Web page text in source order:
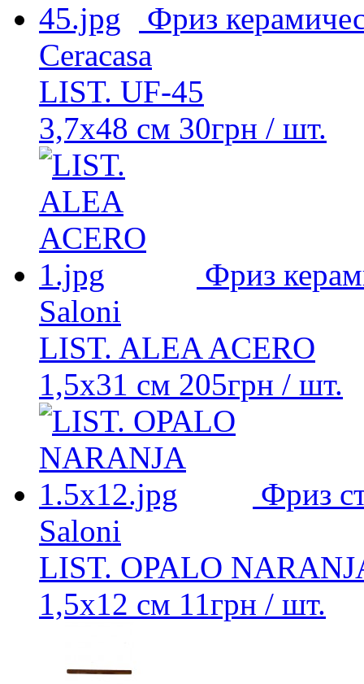
Фриз
Ceracasa
LIST. UF-45
3,7x48 см 30грн / шт.
Фриз
Saloni
LIST. ALEA ACERO
1,5x31 см 205грн / шт.
Фриз
Saloni
LIST. OPALO
1,5x12 см 11грн / шт.